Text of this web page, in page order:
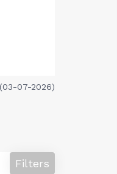
07-2026)
Filters